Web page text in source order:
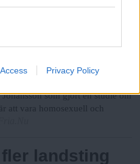
purposes in below Google
Privacy Policy
20 år sedan
det knappt
möjligt”
i dag men fortfarande
Johansson som gjort en studie om
att vara homosexuell och
landsting